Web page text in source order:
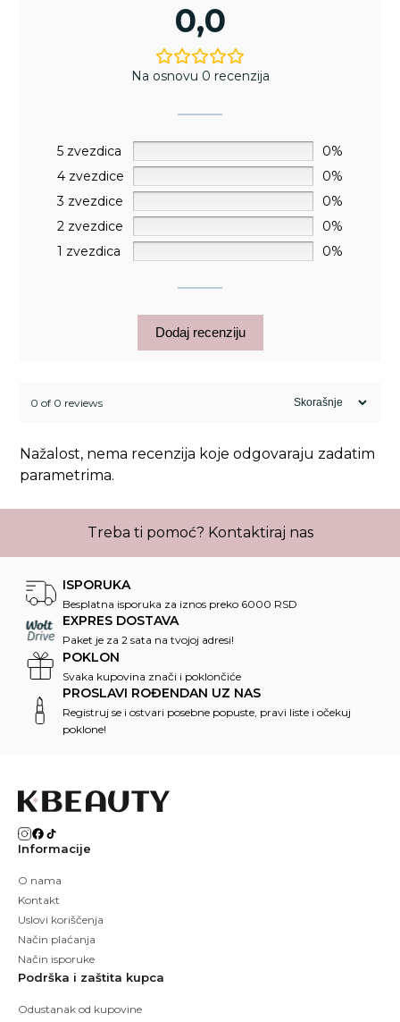
0,0
Na osnovu 0 recenzija
5 zvezdica
0%
4 zvezdice
0%
3 zvezdice
0%
2 zvezdice
0%
1 zvezdica
0%
Dodaj recenziju
0 of 0 reviews
Nažalost, nema recenzija koje odgovaraju zadatim
parametrima.
Treba ti pomoć? Kontaktiraj nas
ISPORUKA
Besplatna isporuka za iznos preko 6000 RSD
EXPRES DOSTAVA
Paket je za 2 sata na tvojoj adresi!
POKLON
Svaka kupovina znači i poklončiće
PROSLAVI ROĐENDAN UZ NAS
Registruj se i ostvari posebne popuste, pravi liste i očekuj
poklone!
Informacije
O nama
Kontakt
Uslovi koriščenja
Način plaćanja
Način isporuke
Podrška i zaštita kupca
Odustanak od kupovine